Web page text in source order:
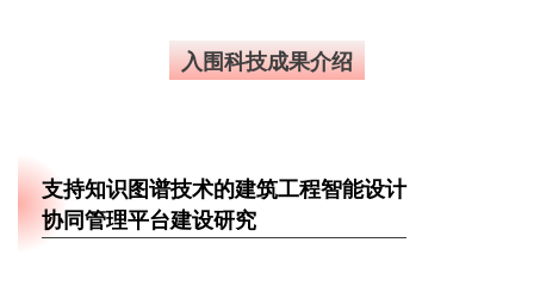
入围科技成果介绍
支持知识图谱技术的建筑工程智能设计
协同管理平台建设研究